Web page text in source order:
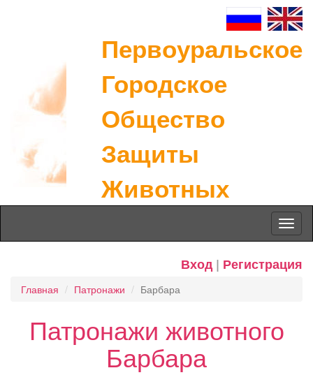
Первоуральское
Городское
Общество
Защиты
Животных
Вход | Регистрация
Главная Патронажи Барбара
Патронажи животного
Барбара